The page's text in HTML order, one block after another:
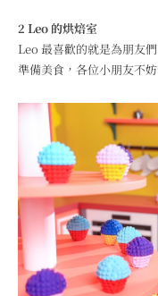
2 Leo 的烘焙室
Leo 最喜歡的就是為朋友
準備美食，各位小朋友不